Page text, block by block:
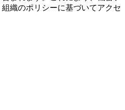
織のポリシーに基づいてアクセ